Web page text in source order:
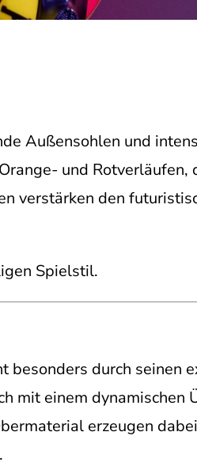
Außensohlen und
und Rotverläufen,
verstärken den
Spielstil.
besonders durch seinen
mit einem dynamischen
erzeugen